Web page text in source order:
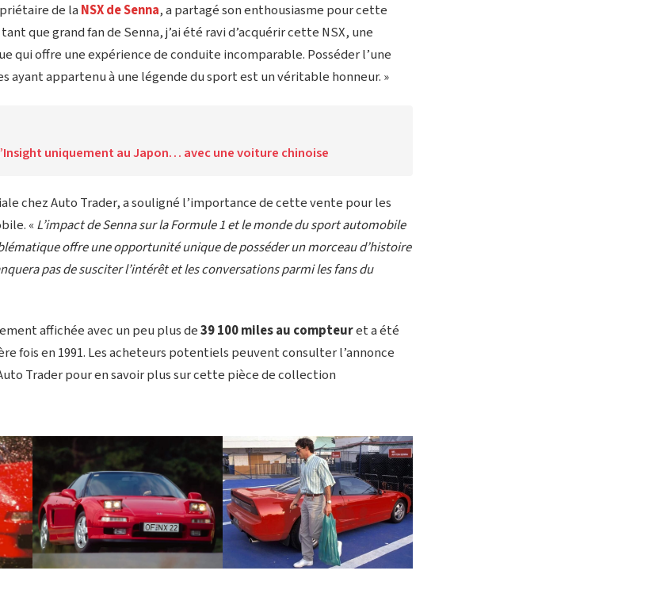
de la NSX de Senna, a partagé son enthousiasme pour cette
que grand fan de Senna, j’ai été ravi d’acquérir cette NSX, une
qui offre une expérience de conduite incomparable. Posséder l’une
ayant appartenu à une légende du sport est un véritable honneur. »
uniquement au Japon… avec une voiture chinoise
chez Auto Trader, a souligné l’importance de cette vente pour les
«L’impact de Senna sur la Formule 1 et le monde du sport automobile
offre une opportunité unique de posséder un morceau d’histoire
pas de susciter l’intérêt et les conversations parmi les fans du
affichée avec un peu plus de39 100 miles au compteuret a été
fois en 1991. Les acheteurs potentiels peuvent consulter l’annonce
Trader pour en savoir plus sur cette pièce de collection